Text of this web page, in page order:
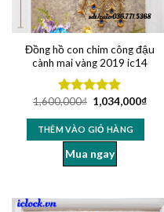
Đồng hồ con chim công đậu
cành mai vàng 2019 ic14
Được xếp
5 sao
1,600,000₫ 1,034,000₫
THÊM VÀO GIỎ HÀNG
Mua ngay